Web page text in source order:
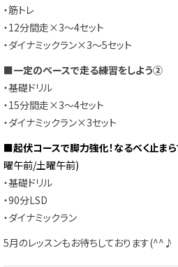
・筋トレ
・12分間走×3～4セット
・ダイナミックラン×3～5セット
■一定のペースで走る練習をしよう②
・基礎ドリル
・15分間走×3～4セット
・ダイナミックラン×3セット
■起伏コースで脚力強化！なるべく止まら
曜午前/土曜午前)
・基礎ドリル
・90分LSD
・ダイナミックラン
5月のレッスンもお待ちしております(^^♪